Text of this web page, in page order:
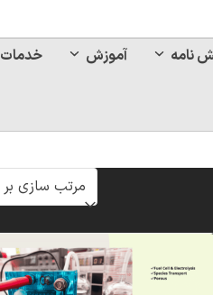
خدمات آموزش نامه